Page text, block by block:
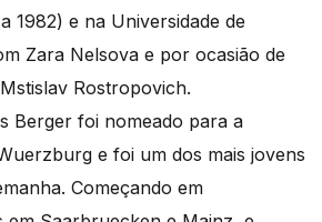
1982) e na Universidade de
Zara Nelsova e por ocasião de
Rostropovich.
Berger foi nomeado para a
e foi um dos mais jovens
Começando em